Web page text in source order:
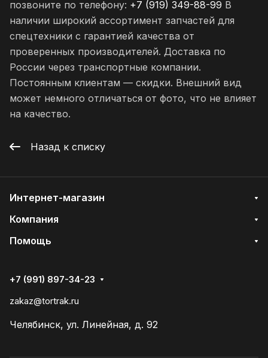
позвоните по телефону: +7 (919) 349-88-99 В
наличии широкий ассортимент запчастей для
спецтехники с гарантией качества от
проверенных производителей. Доставка по
России через транспортные компании.
Постоянным клиентам — скидки. Внешний вид
может немного отличаться от фото, что не влияет
на качество.
Назад к списку
Интернет-магазин
Компания
Помощь
+7 (991) 897-34-23
zakaz@tortrak.ru
Челябинск, ул. Линейная, д. 92